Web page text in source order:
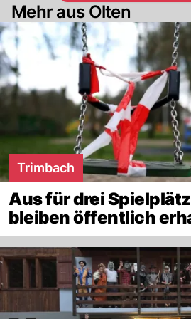
Mehr aus Olten
Trimbach
Aus für drei
bleiben öffentlich